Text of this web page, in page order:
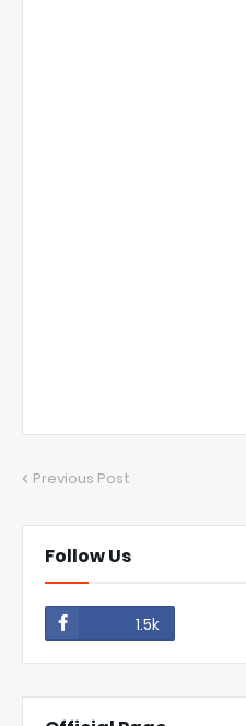
Previous Post
Follow Us
1.5k